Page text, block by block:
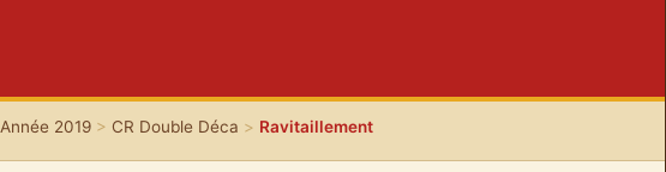
Année 2019 > CR Double Déca > Ravitaillement